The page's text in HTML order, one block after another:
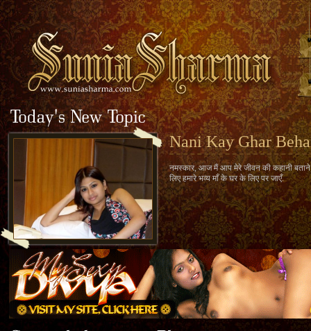
Nani Kay Ghar
नमस्कार, आज मैं आप मेरे जीवन की कहानी
लिए हमारे भव्य माँ के घर के लिए पर जाएँ.